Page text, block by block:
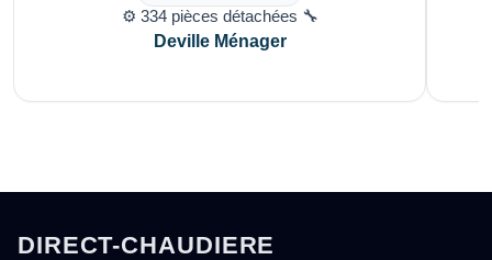
⚙️ 334 pièces détachées 🔧
Deville Ménager
DIRECT-CHAUDIERE